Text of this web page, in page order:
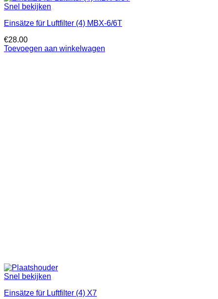
Snel bekijken
Einsätze für Luftfilter (4) MBX-6/6T
€28.00
Toevoegen aan winkelwagen
Snel bekijken
Einsätze für Luftfilter (4) X7